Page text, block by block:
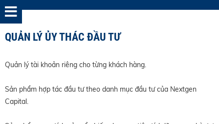
QUẢN LÝ ỦY THÁC ĐẦU TƯ
Quản lý tài khoản riêng cho từng khách hàng.
Sản phẩm hợp tác đầu tư theo danh mục đầu tư của Nextgen
Capital.